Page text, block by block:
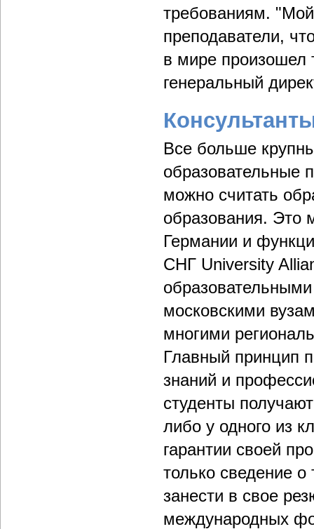
требованиям.
преподаватели,
в мире произошел
генеральный
Все больше
образовательные
можно считать
образования. Это
Германии и
СНГ University
московскими
многими
Главный принцип
знаний и
студенты
либо у одного из
гарантии своей
только сведение
занести в свое
международных